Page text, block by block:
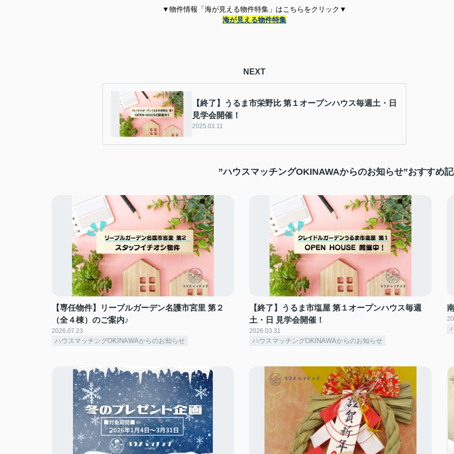
▼物件情報「海が見える物件特集」はこちらをクリック▼
海が見える物件特集
NEXT
【終了】うるま市栄野比 第１オープンハウス毎週土・日
見学会開催！
2025.03.11
”ハウスマッチングOKINAWAからのお知らせ”おすすめ
【専任物件】リーブルガーデン名護市宮里 第２
（全４棟）のご案内♪
2026.07.23
ハウスマッチングOKINAWAからのお知らせ
【終了】うるま市塩屋 第１オープンハウス毎週
土・日 見学会開催！
2026.03.31
ハウスマッチングOKINAWAからのお知らせ